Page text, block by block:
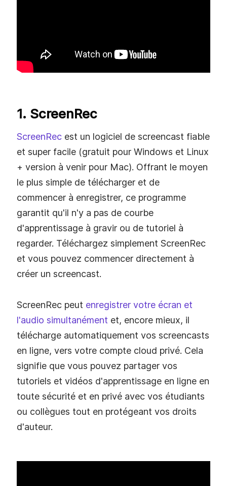
1. ScreenRec
ScreenRec est un logiciel de screencast fiable
et super facile (gratuit pour Windows et Linux
+ version à venir pour Mac). Offrant le moyen
le plus simple de télécharger et de
commencer à enregistrer, ce programme
garantit qu'il n'y a pas de courbe
d'apprentissage à gravir ou de tutoriel à
regarder. Téléchargez simplement ScreenRec
et vous pouvez commencer directement à
créer un screencast.
ScreenRec peut enregistrer votre écran et
l'audio simultanément et, encore mieux, il
télécharge automatiquement vos screencasts
en ligne, vers votre compte cloud privé. Cela
signifie que vous pouvez partager vos
tutoriels et vidéos d'apprentissage en ligne en
toute sécurité et en privé avec vos étudiants
ou collègues tout en protégeant vos droits
d'auteur.